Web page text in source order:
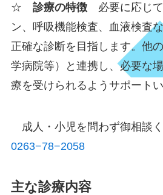
☆ 診療の特徴必要に応じて
ン、呼吸機能検査、血液検査
正確な診断を目指します。他
学病院等）と連携し、必要な
療を受けられるようサポートい
成人・小児を問わず御相談
0263−78−2058
主な診療内容